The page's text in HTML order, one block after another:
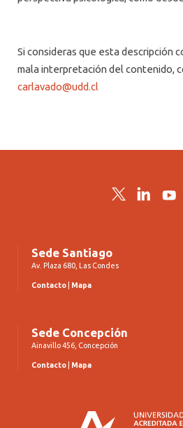
Si consideras que esta descripción
mala interpretación del contenido,
carlavado@udd.cl
TwitterLinkedIn
Sede Santiago
Av. Plaza 680, Las Condes
Contacto Mapa
Sede Concepción
Ainavillo 456, Concepción
Contacto Mapa